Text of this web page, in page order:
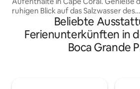
ruhigen Blick auf das Salzwasser des
Kanals und die Seekühe vom Lanai aus
und entspanne dich dann in deinem
privaten beheizten Pool und Spa –
perfekt das ganze Jahr über. Die
Beliebte
Ferienunterkünften in
Boca Grande